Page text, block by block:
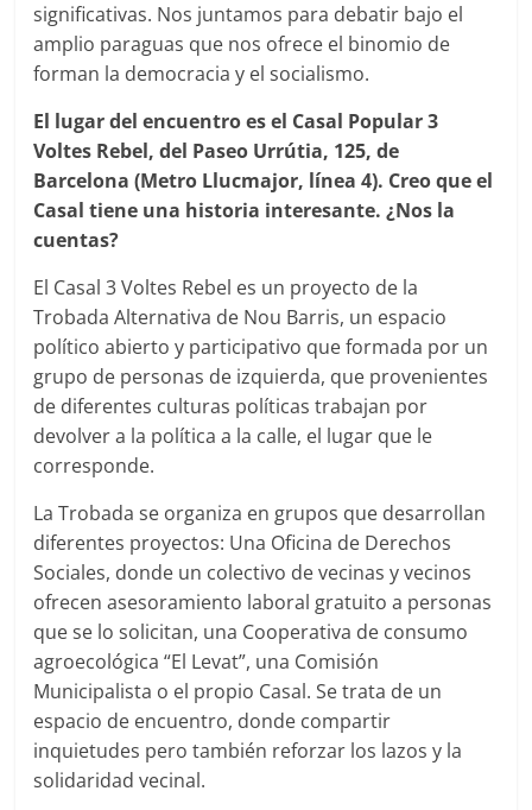
significativas. Nos juntamos para debatir bajo el
amplio paraguas que nos ofrece el binomio de
forman la democracia y el socialismo.
El lugar del encuentro es el Casal Popular 3
Voltes Rebel, del Paseo Urrútia, 125, de
Barcelona (Metro Llucmajor, línea 4). Creo que el
Casal tiene una historia interesante. ¿Nos la
cuentas?
El Casal 3 Voltes Rebel es un proyecto de la
Trobada Alternativa de Nou Barris, un espacio
político abierto y participativo que formada por un
grupo de personas de izquierda, que provenientes
de diferentes culturas políticas trabajan por
devolver a la política a la calle, el lugar que le
corresponde.
La Trobada se organiza en grupos que desarrollan
diferentes proyectos: Una Oficina de Derechos
Sociales, donde un colectivo de vecinas y vecinos
ofrecen asesoramiento laboral gratuito a personas
que se lo solicitan, una Cooperativa de consumo
agroecológica “El Levat”, una Comisión
Municipalista o el propio Casal. Se trata de un
espacio de encuentro, donde compartir
inquietudes pero también reforzar los lazos y la
solidaridad vecinal.